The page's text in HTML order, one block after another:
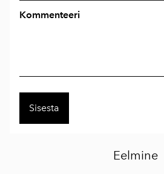
Kommenteeri
Eelmine